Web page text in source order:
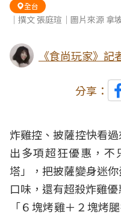
全台
｜撰文 張庭瑄｜圖片來源 拿
《食尚玩家》記
分享：
炸雞控、披薩控快看
出多項超狂優惠，不
塔」，把披薩變身迷
口味，還有超殺炸雞
「６塊烤雞＋２塊烤